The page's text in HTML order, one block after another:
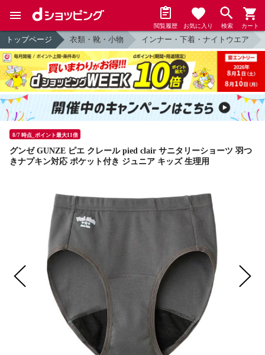
閲覧履歴 お気に入り 検索 カート
トップページ 衣類・靴・小物 インナー・下着・ナイトウエア
8/7 時点_ポイント最大11倍
グンゼ GUNZE ピエ クレール pied clair サニタリーショーツ 羽つ
きナプキン対応 ポケット付き ジュニア キッズ 生理用